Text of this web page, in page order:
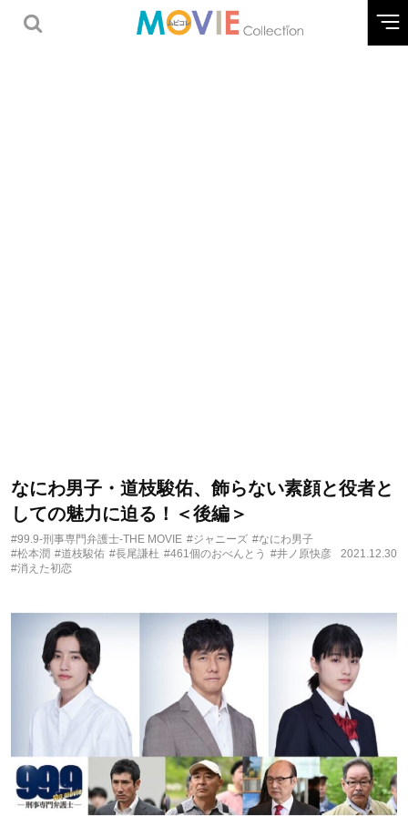
なにわ男子・道枝駿佑、飾らない素顔と役者と
しての魅力に迫る！＜後編＞
#99.9-刑事専門弁護士-THE MOVIE #ジャニーズ #なにわ男子
#松本潤 #道枝駿佑 #長尾謙杜 #461個のおべんとう #井ノ原快彦
#消えた初恋
2021.12.30